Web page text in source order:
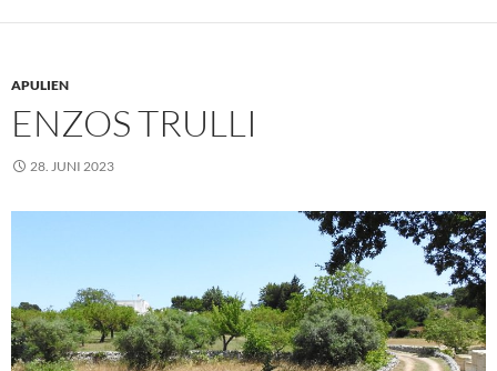
APULIEN
ENZOS TRULLI
28. JUNI 2023